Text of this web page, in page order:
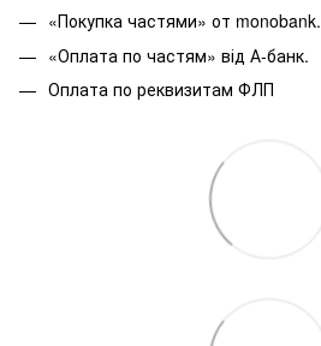
«Покупка частями» от monobank.
«Оплата по частям» від А-банк.
Оплата по реквизитам ФЛП